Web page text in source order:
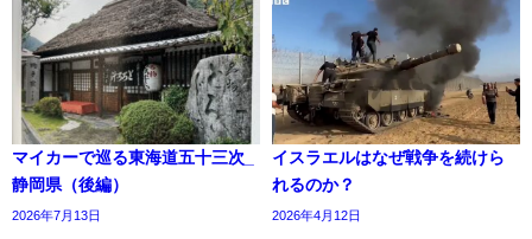
マイカーで巡る東海道五十三次_
静岡県（後編）
2026年7月13日
イスラエルはなぜ戦争を続けら
れるのか？
2026年4月12日